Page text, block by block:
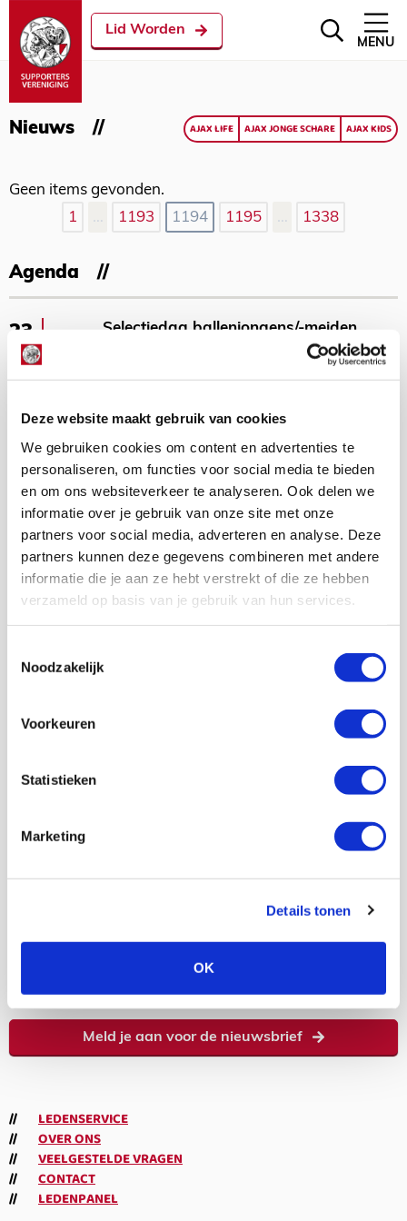
Deze website maakt gebruik van cookies
We gebruiken cookies om content en advertenties te
personaliseren, om functies voor social media te bieden
en om ons websiteverkeer te analyseren. Ook delen we
informatie over je gebruik van onze site met onze
partners voor social media, adverteren en analyse. Deze
partners kunnen deze gegevens combineren met andere
informatie die je aan ze hebt verstrekt of die ze hebben
verzameld op basis van je gebruik van hun services.
Noodzakelijk
Voorkeuren
Statistieken
Marketing
Details tonen
OK
Lid Worden
MENU
Nieuws AJAX LIFE AJAX JONGE SCHARE AJAX KIDS
Geen items gevonden.
1
… 1193 1194 1195 … 1338
Agenda
23
AUG
Selectiedag ballenjongens/-meiden
SEP
Geef Mij Maar Amsterdam
Met meer dan 150.000 Ajacieden
staan wij achter Ajax!
Volg ons ook op social
volgers
Volgen
9,6K
volgers
Volgen
Meld je aan voor de nieuwsbrief
LEDENSERVICE
OVER ONS
VEELGESTELDE VRAGEN
CONTACT
LEDENPANEL